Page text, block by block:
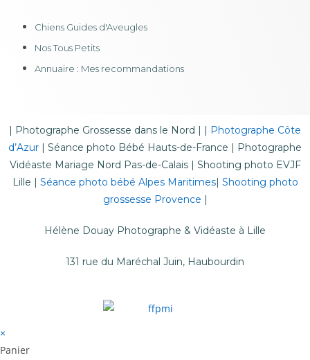
Chiens Guides d'Aveugles
Nos Tous Petits
Annuaire : Mes recommandations
| Photographe Grossesse dans le Nord | | Photographe Côte
d’Azur | Séance photo Bébé Hauts-de-France | Photographe
Vidéaste Mariage Nord Pas-de-Calais| Shooting photo EVJF
Lille | Séance photo bébé Alpes Maritimes| Shooting photo
grossesse Provence |
Hélène Douay Photographe & Vidéaste à Lille
131 rue du Maréchal Juin, Haubourdin
×
Panier